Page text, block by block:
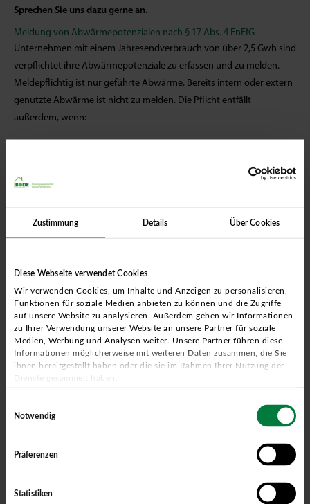
Zustimmung Details Über Cookies
Diese Webseite verwendet Cookies
Wir verwenden Cookies, um Inhalte und Anzeigen zu personalisieren,
Funktionen für soziale Medien anbieten zu können und die Zugriffe
auf unsere Website zu analysieren. Außerdem geben wir Informationen
zu Ihrer Verwendung unserer Website an unsere Partner für soziale
Medien, Werbung und Analysen weiter. Unsere Partner führen diese
Informationen möglicherweise mit weiteren Daten zusammen, die Sie
ihnen bereitgestellt haben oder die sie im Rahmen Ihrer Nutzung der
Dienste gesammelt haben.
Notwendig
Präferenzen
Statistiken
Sprechen Sie uns dazu gerne an.
Meldung von Abwärmepotenzialen nach § 17 Abs. 4 EnEfG
Unternehmen mit einem Jahresendverbrauch von über 2,5 Gwh sind
verpflichtet ihre Abwärmepotenziale zu erfassen und zu melden.
Meldepflichtig ist nur geführte Abwärme. Bereits intern oder extern
genutzte Abwärme ist nicht zu melden. Die Pflicht entfällt
außerdem, wenn:
Die Meldung erfolgt über die Plattform für Abwärme. Kontaktieren
Das BAFA führt regelmäßig Stichprobenkontrollen durch, um die
Einhaltung der gesetzlichen Pflichten zu überprüfen. Betroffene
Unternehmen erhalten dazu ein offizielles Anschreiben mit
Zugangsdaten zum elektronischen Rückmeldeformular. Abgefragt
werden unter anderem der Gesamtenergieverbrauch der letzten
Ermittlung des Gesamtendenergieverbrauchs
sowie eine Ausfüllhilfe
direkten Unterstützung wenden Sie sich gerne an uns.
Verpflichtungen für öffentliche Stellen nach EnEfG